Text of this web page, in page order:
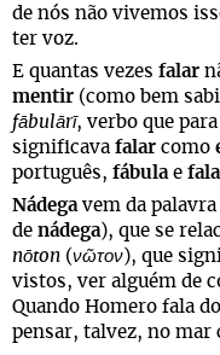
de nós não vivemos
ter voz.
E quantas vezes falar
mentir (como bem
fābulārī, verbo que
significava falar como
português, fábulae
Nádegavem da
de nádega), que se
nōton (νῶτον), que
vistos, ver alguém de
Quando Homero fala
pensar, talvez, no mar